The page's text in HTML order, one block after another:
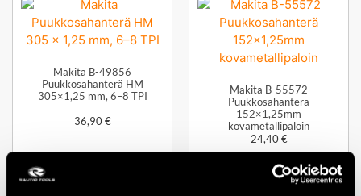
Makita B-49856
Puukkosahanterä HM
305×1,25 mm, 6–8 TPI
36,90€
Makita B-55572
Puukkosahanterä
152×1,25mm
kovametallipaloin
24,40€
Lisää ostoskoriin